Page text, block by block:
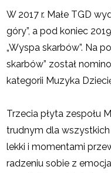
W 2017 r. Małe TGD
góry”, a pod koniec
„Wyspa skarbów”. Na
skarbów” został
kategorii Muzyka
Trzecia płyta zespołu
trudnym dla wszystkich
lekki i momentami
radzeniu sobie z